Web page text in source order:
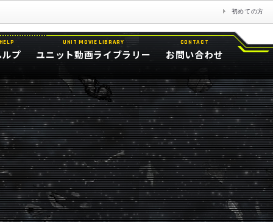
初めての方
プ
UNIT MOVIE LIBRARY
ユニット動画ライブラリー
CONTACT
お問い合わせ